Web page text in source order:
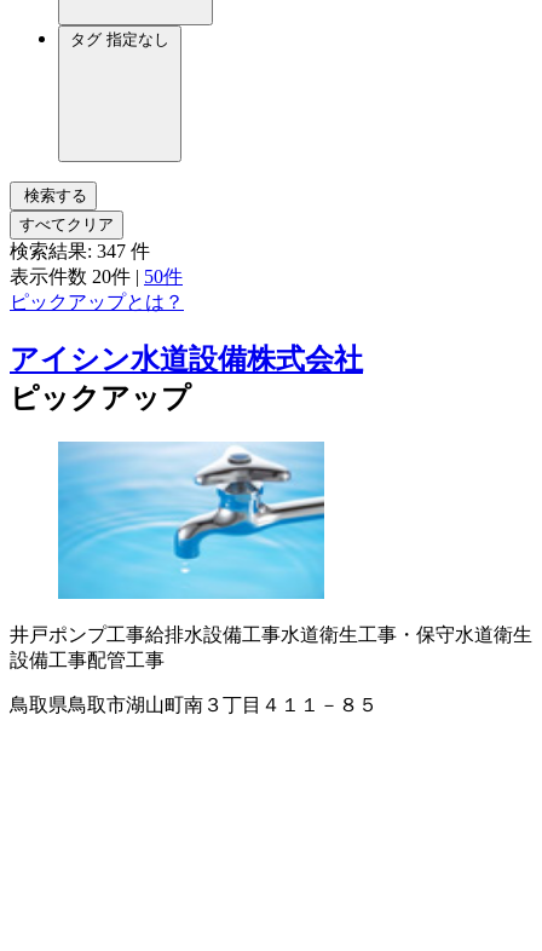
タグ 指定なし
検索する
すべてクリア
検索結果: 347 件
表示件数 20件 | 50件
ピックアップとは？
アイシン水道設備株式会社
ピックアップ
井戸ポンプ工事給排水設備工事水道衛生工事・保守水道衛生
設備工事配管工事
鳥取県鳥取市湖山町南３丁目４１１－８５